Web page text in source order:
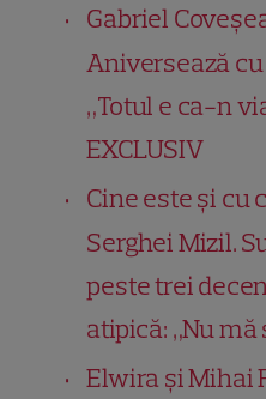
Gabriel
Aniversează
„Totul e ca-n
EXCLUSIV
Cine este și cu
Serghei Mizil.
peste trei
atipică: „Nu mă
Elwira și Mihai